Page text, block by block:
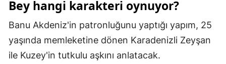
İstanbul
İzmir
Kars
Bey hangi karakteri oynuyor?
Banu Akdeniz'in patronluğunu yaptığı yapım, 25
yaşında memleketine dönen Karadenizli Zeyşan
ile Kuzey'in tutkulu aşkını anlatacak.